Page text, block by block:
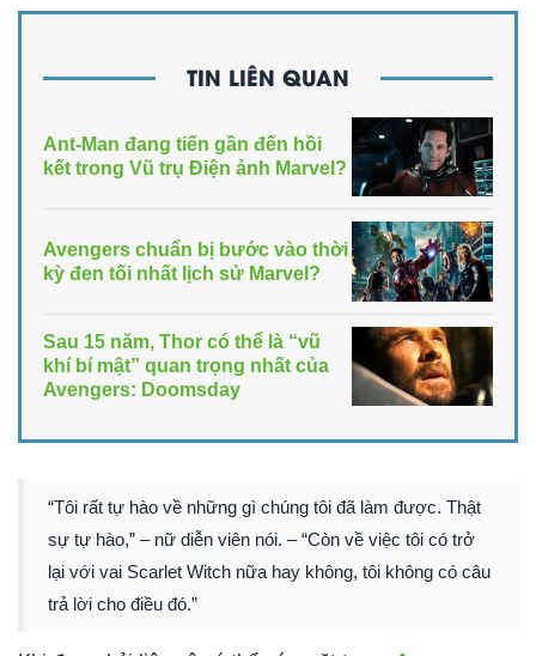
TIN LIÊN QUAN
Ant-Man đang tiến gần đến hồi
kết trong Vũ trụ Điện ảnh Marvel?
Avengers chuẩn bị bước vào thời
kỳ đen tối nhất lịch sử Marvel?
Sau 15 năm, Thor có thể là “vũ
khí bí mật” quan trọng nhất của
Avengers: Doomsday
“Tôi rất tự hào về những gì chúng tôi đã làm được. Thật
sự tự hào,” – nữ diễn viên nói. – “Còn về việc tôi có trở
lại với vai Scarlet Witch nữa hay không, tôi không có câu
trả lời cho điều đó.”